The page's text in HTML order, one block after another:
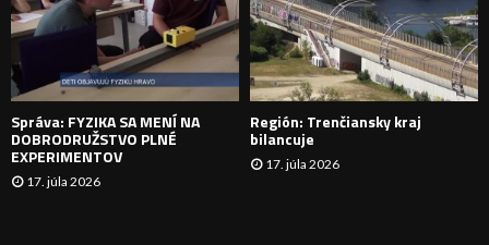
N
I
E
Správa: FYZIKA SA MENÍ NA
DOBRODRUŽSTVO PLNÉ
EXPERIMENTOV
17. júla 2026
Región: Trenčiansky kraj
bilancuje
17. júla 2026